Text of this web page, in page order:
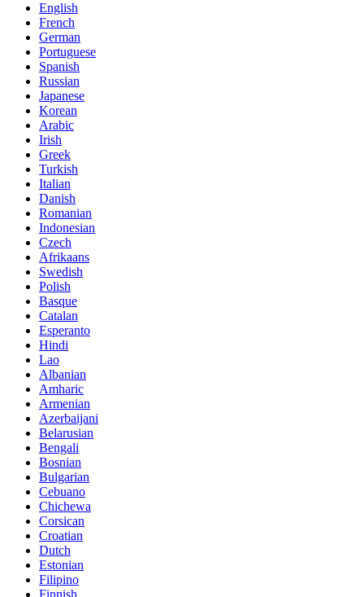
English
French
German
Portuguese
Spanish
Russian
Japanese
Korean
Arabic
Irish
Greek
Turkish
Italian
Danish
Romanian
Indonesian
Czech
Afrikaans
Swedish
Polish
Basque
Catalan
Esperanto
Hindi
Lao
Albanian
Amharic
Armenian
Azerbaijani
Belarusian
Bengali
Bosnian
Bulgarian
Cebuano
Chichewa
Corsican
Croatian
Dutch
Estonian
Filipino